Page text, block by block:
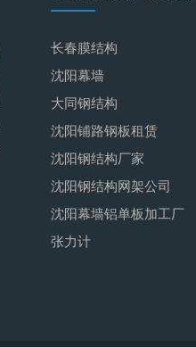
长春膜结构
沈阳幕墙
大同钢结构
沈阳铺路钢板租赁
沈阳钢结构厂家
沈阳钢结构网架公司
沈阳幕墙铝单板加工厂
张力计